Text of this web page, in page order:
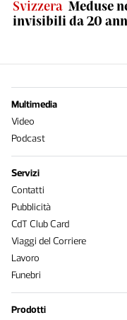
Svizzera Meduse
invisibili da 20
Multimedia
Video
Podcast
Servizi
Contatti
Pubblicità
CdT Club Card
Viaggi del Corriere
Lavoro
Funebri
Prodotti